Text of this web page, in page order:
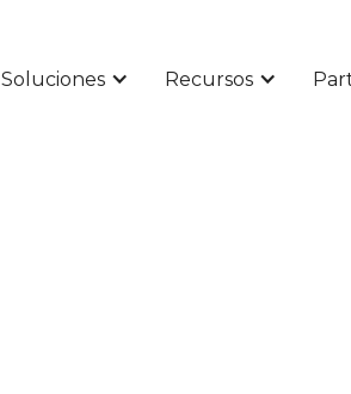
Soluciones Recursos